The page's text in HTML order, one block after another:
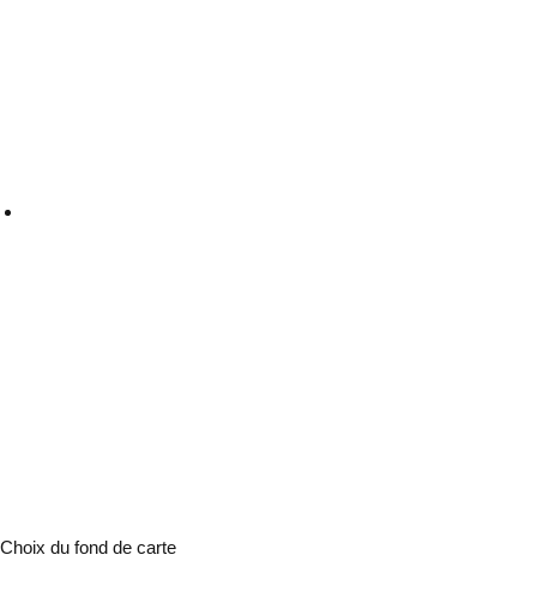
Choix du fond de carte